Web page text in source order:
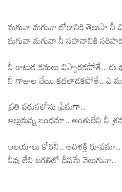
మగువా మగువా లోకానికి తెలుసా నీ
మగువా మగువా నీ సహనానికి
నీ కాటుక కనులు విప్పారకపోతే..
నీ గాజుల చేయి కదలాడకపోతే.. ఏ
ప్రతి వరుసలోను ప్రేమగా..
అల్లుకున్న బంధమా.. అంతులేని నీ
ఆలయాలు కోరనీ.. ఆదిశక్తి రూపమా..
నీవు లేని జగతిలో దీపమే వెలుగునా..